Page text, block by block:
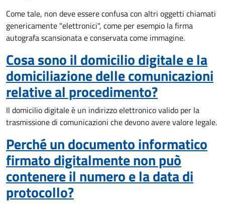
Come tale, non deve essere confusa con altri oggetti chiamati
genericamente "elettronici", come per esempio la firma
autografa scansionata e conservata come immagine.
Cosa sono il domicilio digitale e la
domiciliazione delle comunicazioni
relative al procedimento?
Il domicilio digitale è un indirizzo elettronico valido per la
trasmissione di comunicazioni che devono avere valore legale.
Perché un documento informatico
firmato digitalmente non può
contenere il numero e la data di
protocollo?